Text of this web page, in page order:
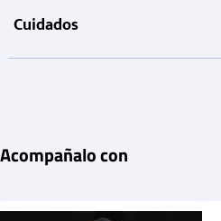
Cuidados
Acompañalo con